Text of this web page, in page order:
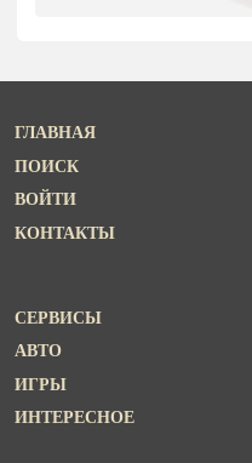
ГЛАВНАЯ
ПОИСК
ВОЙТИ
КОНТАКТЫ
СЕРВИСЫ
АВТО
ИГРЫ
ИНТЕРЕСНОЕ